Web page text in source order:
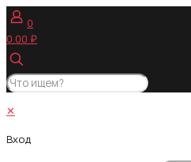
0
0.00 ₽
✕
Вход